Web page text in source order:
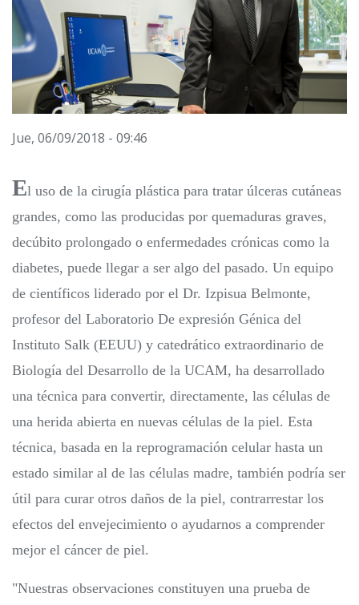
Jue, 06/09/2018 - 09:46
El uso de la cirugía plástica para tratar úlceras cutáneas
grandes, como las producidas por quemaduras graves,
decúbito prolongado o enfermedades crónicas como la
diabetes, puede llegar a ser algo del pasado. Un equipo
de científicos liderado por el Dr. Izpisua Belmonte,
profesor del Laboratorio De expresión Génica del
Instituto Salk (EEUU) y catedrático extraordinario de
Biología del Desarrollo de la UCAM, ha desarrollado
una técnica para convertir, directamente, las células de
una herida abierta en nuevas células de la piel. Esta
técnica, basada en la reprogramación celular hasta un
estado similar al de las células madre, también podría ser
útil para curar otros daños de la piel, contrarrestar los
efectos del envejecimiento o ayudarnos a comprender
mejor el cáncer de piel.
"Nuestras observaciones constituyen una prueba de